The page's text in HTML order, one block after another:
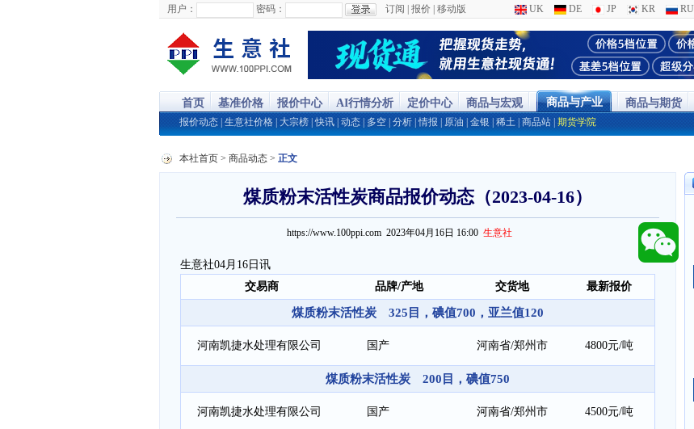
用户： 密码： 订阅 报价 移动版 UK DE JP KR RU
首页 基准价格 报价中心 AI行情分析 定价中心 商品与宏观 商品与产业 商品与期货
报价动态 生意社价格 大宗榜 |快讯 动态 多空 分析 |情报 原油 金银 稀土 商品站 期货学院
本社首页 > 商品动态 > 正文
煤质粉末活性炭商品报价动态（2023-04-16）
https://www.100ppi.com 2023年04月16日 16:00 生意社
生意社04月16日讯
交易商
品牌/产地 交货地 最新报价
煤质粉末活性炭 325目，碘值700，亚兰值120
河南凯捷水处理有限公司 国产 河南省/郑州市 4800元/吨
煤质粉末活性炭 200目，碘值750
河南凯捷水处理有限公司 国产 河南省/郑州市 4500元/吨